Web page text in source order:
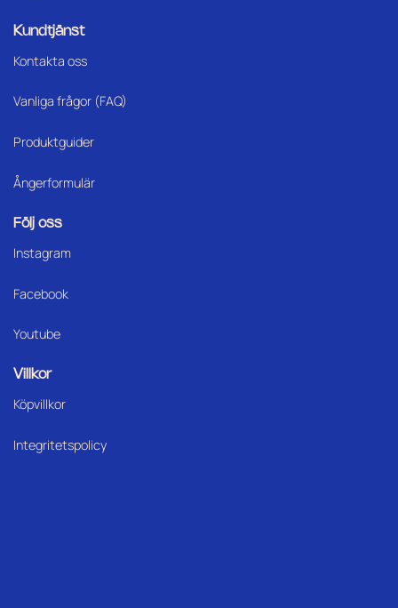
Kundtjänst
Kontakta oss
Vanliga frågor (FAQ)
Produktguider
Ångerformulär
Följ oss
Instagram
Facebook
Youtube
Villkor
Köpvillkor
Integritetspolicy